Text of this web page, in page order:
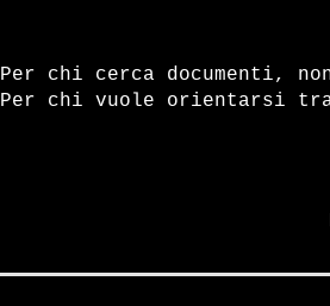
Per chi cerca documenti,
Per chi vuole orientarsi